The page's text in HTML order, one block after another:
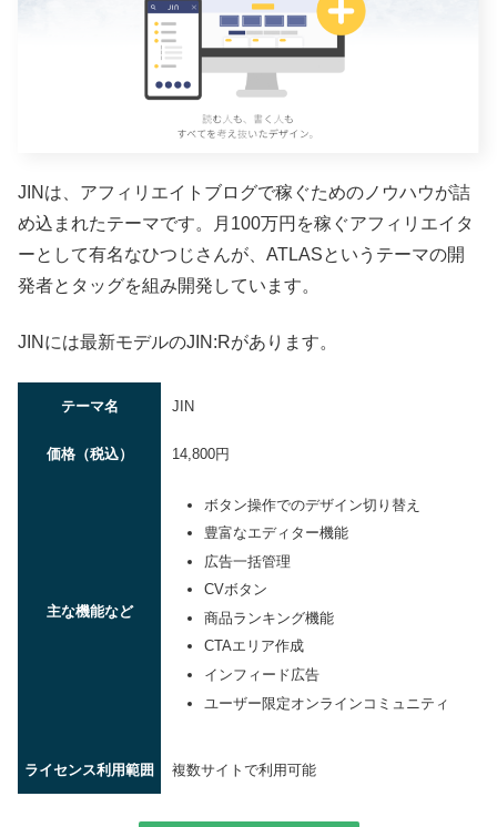
JINは、アフィリエイトブログで稼ぐためのノウハウが詰
め込まれたテーマです。月100万円を稼ぐアフィリエイタ
ーとして有名なひつじさんが、 ATLASというテーマの開
発者とタッグを組み開発しています。
JINには最新モデルのJIN:Rがあります。
テーマ名 JIN
価格（税込） 14,800円
主な機能など
ボタン操作でのデザイン切り替え
豊富なエディター機能
広告一括管理
CVボタン
商品ランキング機能
CTAエリア作成
インフィード広告
ユーザー限定オンラインコミュニティ
ライセンス利用範囲 複数サイトで利用可能